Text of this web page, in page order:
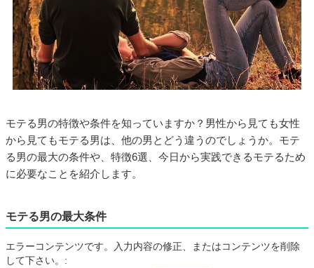
モテる男の特徴や条件を知っていますか？男性から見ても女性
から見てもモテる男は、他の男とどう違うのでしょうか。モテ
る男の最大の条件や、特徴6選、今日から実践できるモテるため
に必要なことを紹介します。
モテる男の最大条件
エラーコンテンツです。入力内容の修正、またはコンテンツを削除
して下さい。: